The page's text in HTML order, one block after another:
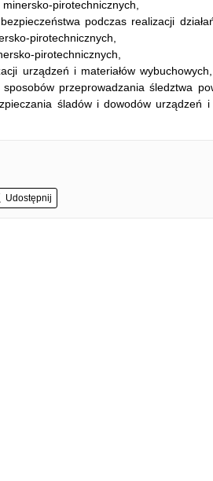
pirotechnicznych,
podczas realizacji
pirotechnicznych,
pirotechnicznych,
urządzeń i materiałów wybuchowych,
przeprowadzania śledztwa
śladów i dowodów urządzeń i
Udostępnij